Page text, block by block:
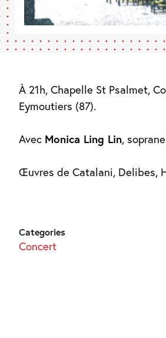
À 21h, Chapelle St Psalmet,
Eymoutiers (87).
Avec Monica Ling Lin,
Œuvres de Catalani, Delibes,
Categories
Concert